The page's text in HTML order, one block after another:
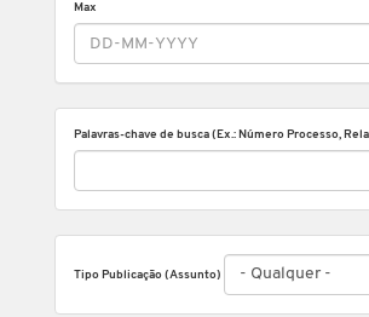
Max
Palavras-chave de busca (Ex.: Número Processo,
Tipo Publicação (Assunto)